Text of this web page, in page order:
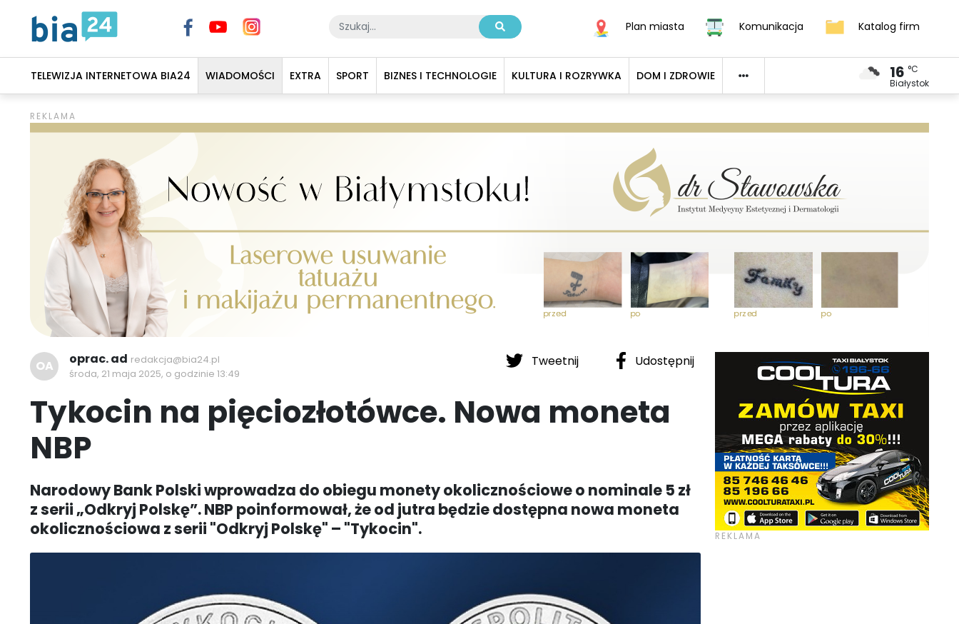
Plan miasta Komunikacja Katalog firm
TELEWIZJA INTERNETOWA BIA24 WIADOMOŚCI EXTRA SPORT BIZNES I TECHNOLOGIE KULTURA I ROZRYWKA DOM I ZDROWIE 16 °C
Białystok
Tweetnij Udostępnij
OA oprac. ad redakcja@bia24.pl
środa, 21 maja 2025, o godzinie 13:49
Tykocin na pięciozłotówce. Nowa moneta
NBP
Narodowy Bank Polski wprowadza do obiegu monety okolicznościowe o nominale 5 zł
z serii „Odkryj Polskę”. NBP poinformował, że od jutra będzie dostępna nowa moneta
okolicznościowa z serii "Odkryj Polskę" – "Tykocin".